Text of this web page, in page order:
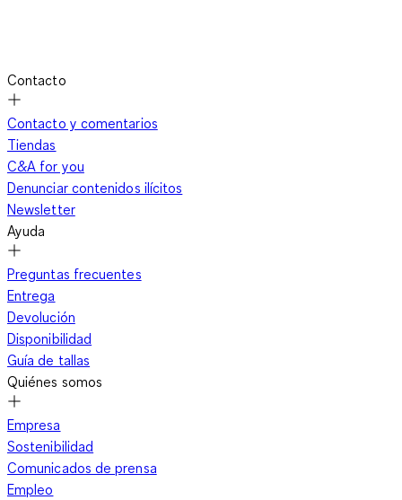
Contacto
Contacto y comentarios
Tiendas
C&A for you
Denunciar contenidos ilícitos
Newsletter
Ayuda
Preguntas frecuentes
Entrega
Devolución
Disponibilidad
Guía de tallas
Quiénes somos
Empresa
Sostenibilidad
Comunicados de prensa
Empleo